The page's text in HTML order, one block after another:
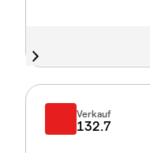
Verkauf
132.7